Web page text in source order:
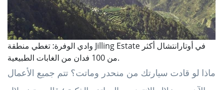
وادي الوفرة: تغطي منطقة Jilling Estate في أوتارانتشال أكثر
من 100 فدان من الغابات الطبيعية.
ماذا لو قادت سيارتك من منحدر وماتت؟ تتم جميع الأعمال